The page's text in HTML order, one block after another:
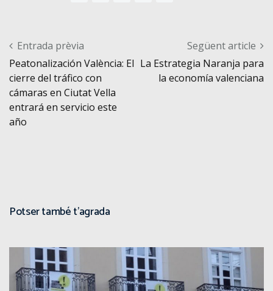
Post navigation
Entrada prèvia
Peatonalización València: El
cierre del tráfico con
cámaras en Ciutat Vella
entrará en servicio este
año
Següent article
La Estrategia Naranja para
la economía valenciana
Potser també t'agrada